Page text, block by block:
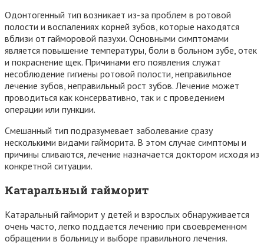
Одонтогенный тип возникает из-за проблем в ротовой
полости и воспалениях корней зубов, которые находятся
вблизи от гайморовой пазухи. Основными симптомами
является повышение температуры, боли в больном зубе, отек
и покраснение щек. Причинами его появления служат
несоблюдение гигиены ротовой полости, неправильное
лечение зубов, неправильный рост зубов. Лечение может
проводиться как консервативно, так и с проведением
операции или пункции.
Смешанный тип подразумевает заболевание сразу
несколькими видами гайморита. В этом случае симптомы и
причины сливаются, лечение назначается доктором исходя из
конкретной ситуации.
Катаральный гайморит
Катаральный гайморит у детей и взрослых обнаруживается
очень часто, легко поддается лечению при своевременном
обращении в больницу и выборе правильного лечения.